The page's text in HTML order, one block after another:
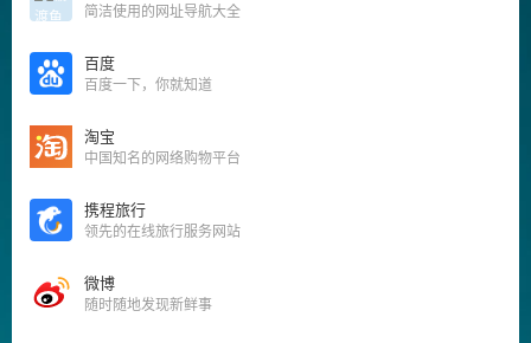
简洁使用的网址导航大全
百度
百度一下，你就知道
淘宝
中国知名的网络购物平台
携程旅行
领先的在线旅行服务网站
微博
随时随地发现新鲜事